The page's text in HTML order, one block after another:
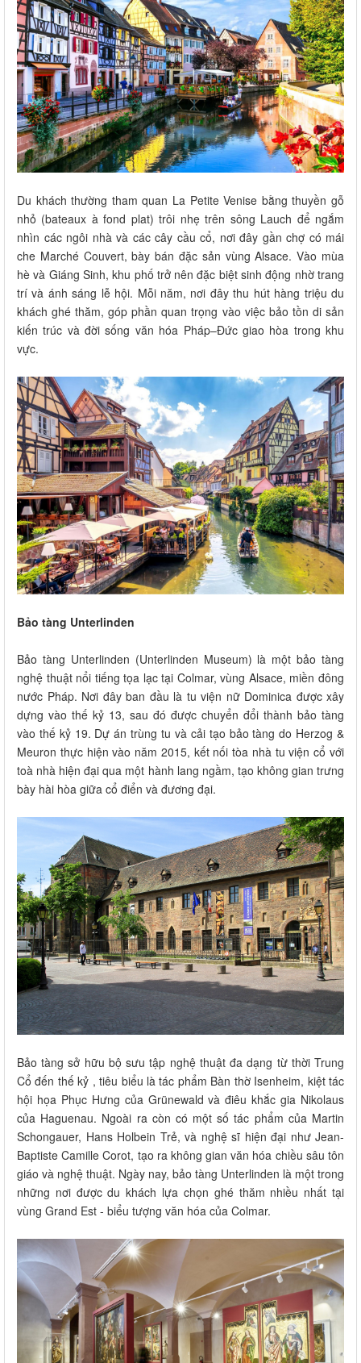
Du khách thường tham quan La Petite Venise bằng thuyền gỗ
nhỏ (bateaux à fond plat) trôi nhẹ trên sông Lauch để ngắm
nhìn các ngôi nhà và các cây cầu cổ, nơi đây gần chợ có mái
che Marché Couvert, bày bán đặc sản vùng Alsace. Vào mùa
hè và Giáng Sinh, khu phố trở nên đặc biệt sinh động nhờ trang
trí và ánh sáng lễ hội. Mỗi năm, nơi đây thu hút hàng triệu du
khách ghé thăm, góp phần quan trọng vào việc bảo tồn di sản
kiến trúc và đời sống văn hóa Pháp–Đức giao hòa trong khu
vực.
Bảo tàng Unterlinden
Bảo tàng Unterlinden (Unterlinden Museum) là một bảo tàng
nghệ thuật nổi tiếng tọa lạc tại Colmar, vùng Alsace, miền đông
nước Pháp. Nơi đây ban đầu là tu viện nữ Dominica được xây
dựng vào thế kỷ 13, sau đó được chuyển đổi thành bảo tàng
vào thế kỷ 19. Dự án trùng tu và cải tạo bảo tàng do Herzog &
Meuron thực hiện vào năm 2015, kết nối tòa nhà tu viện cổ với
toà nhà hiện đại qua một hành lang ngầm, tạo không gian trưng
bày hài hòa giữa cổ điển và đương đại.
Bảo tàng sở hữu bộ sưu tập nghệ thuật đa dạng từ thời Trung
Cổ đến thế kỷ , tiêu biểu là tác phẩm Bàn thờ Isenheim, kiệt tác
hội họa Phục Hưng của Grünewald và điêu khắc gia Nikolaus
của Haguenau. Ngoài ra còn có một số tác phẩm của Martin
Schongauer, Hans Holbein Trẻ, và nghệ sĩ hiện đại như Jean-
Baptiste Camille Corot, tạo ra không gian văn hóa chiều sâu tôn
giáo và nghệ thuật. Ngày nay, bảo tàng Unterlinden là một trong
những nơi được du khách lựa chọn ghé thăm nhiều nhất tại
vùng Grand Est - biểu tượng văn hóa của Colmar.